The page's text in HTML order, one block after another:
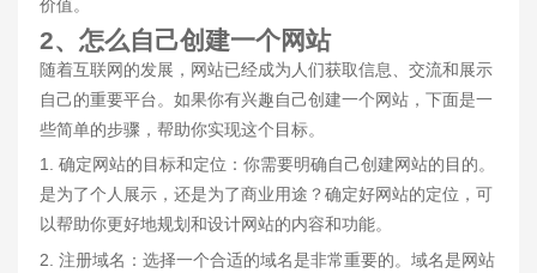
价值。
2、怎么自己创建一个网站
随着互联网的发展，网站已经成为人们获取信息、交流和展示
自己的重要平台。如果你有兴趣自己创建一个网站，下面是一
些简单的步骤，帮助你实现这个目标。
1. 确定网站的目标和定位：你需要明确自己创建网站的目的。
是为了个人展示，还是为了商业用途？确定好网站的定位，可
以帮助你更好地规划和设计网站的内容和功能。
2. 注册域名：选择一个合适的域名是非常重要的。域名是网站